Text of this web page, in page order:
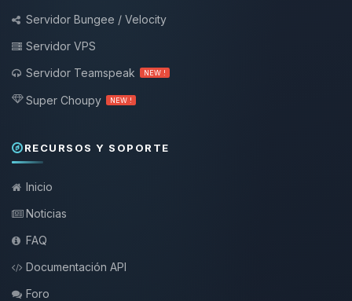
Servidor Bungee / Velocity
Servidor VPS
Servidor Teamspeak
NEW !
Super Choupy NEW !
RECURSOS Y SOPORTE
Inicio
Noticias
FAQ
Documentación API
Foro